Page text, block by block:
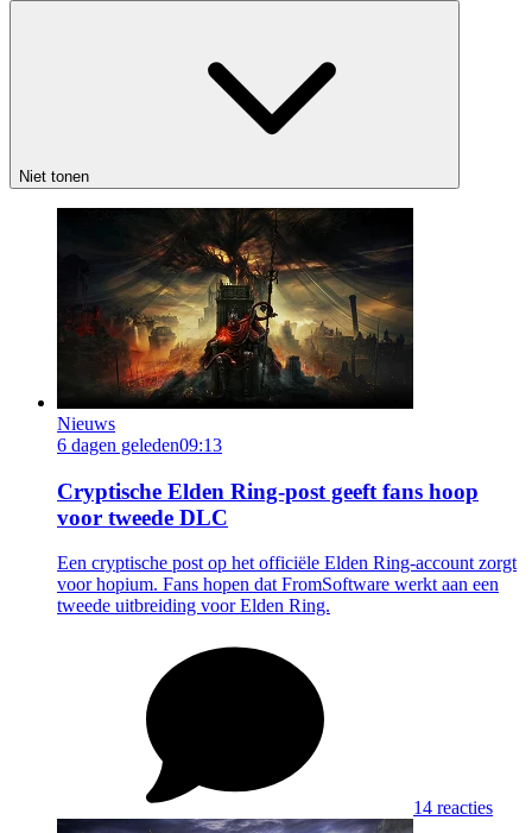
Niet tonen
Nieuws
6 dagen geleden09:13
Cryptische Elden Ring-post geeft fans hoop
voor tweede DLC
Een cryptische post op het officiële Elden Ring-account zorgt
voor hopium. Fans hopen dat FromSoftware werkt aan een
tweede uitbreiding voor Elden Ring.
14 reacties